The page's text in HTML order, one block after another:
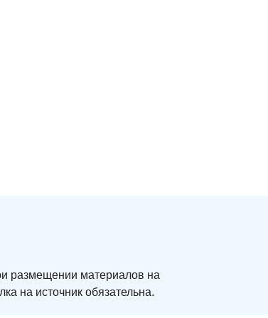
размещении материалов на
на источник обязательна.